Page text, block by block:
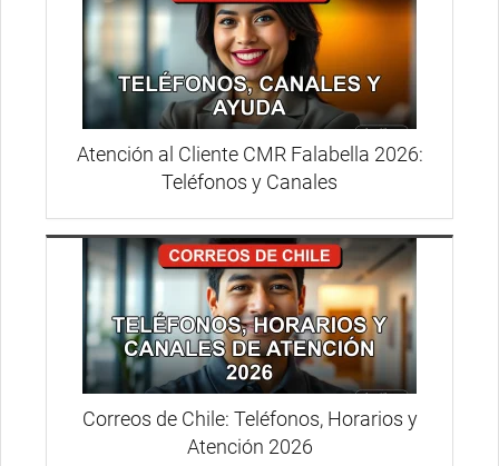
Atención al Cliente CMR Falabella 2026:
Teléfonos y Canales
Correos de Chile: Teléfonos, Horarios y
Atención 2026